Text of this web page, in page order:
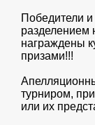
Победители
разделением
награждены
призами!!!
турниром,
или их